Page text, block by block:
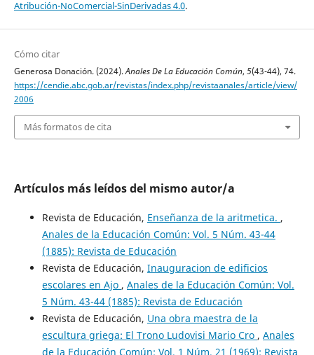
Atribución-NoComercial-SinDerivadas 4.0.
Cómo citar
Generosa Donación. (2024).Anales De La Educación Común, 5(43-44), 74.
https://cendie.abc.gob.ar/revistas/index.php/revistaanales/article/view/
2006
Más formatos de cita
Artículos más leídos del mismo autor/a
Revista de Educación, Enseñanza de la aritmetica. ,
Anales de la Educación Común: Vol. 5 Núm. 43-44
(1885): Revista de Educación
Revista de Educación, Inauguracion de edificios
escolares en Ajo , Anales de la Educación Común: Vol.
5 Núm. 43-44 (1885): Revista de Educación
Revista de Educación, Una obra maestra de la
escultura griega: El Trono Ludovisi Mario Cro , Anales
de la Educación Común: Vol. 1 Núm. 21 (1969): Revista